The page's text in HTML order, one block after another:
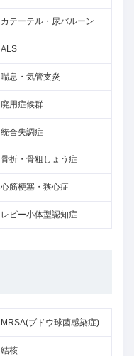
カテーテル・尿バルーン
ALS
喘息・気管支炎
廃用症候群
統合失調症
骨折・骨粗しょう症
心筋梗塞・狭心症
レビー小体型認知症
MRSA(ブドウ球菌感染症)
結核